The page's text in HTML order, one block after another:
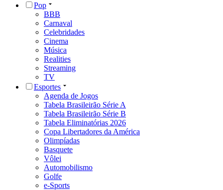
Pop
BBB
Carnaval
Celebridades
Cinema
Música
Realities
Streaming
TV
Esportes
Agenda de Jogos
Tabela Brasileirão Série A
Tabela Brasileirão Série B
Tabela Eliminatórias 2026
Copa Libertadores da América
Olimpíadas
Basquete
Vôlei
Automobilismo
Golfe
e-Sports